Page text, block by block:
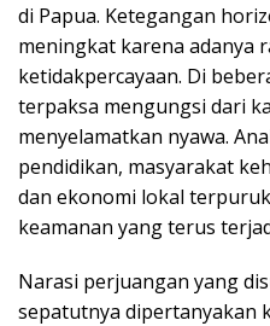
di Papua. Ketegangan
meningkat karena adanya
ketidakpercayaan. Di
terpaksa mengungsi dari
menyelamatkan nyawa.
pendidikan, masyarakat
dan ekonomi lokal
keamanan yang terus
Narasi perjuangan yang
sepatutnya dipertanyakan